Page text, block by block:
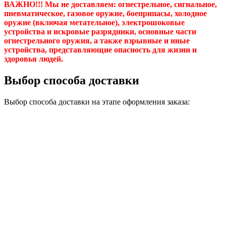
ВАЖНО!!! Мы не доставляем: огнестрельное, сигнальное,
пневматическое, газовое оружие, боеприпасы, холодное
оружие (включая метательное), электрошоковые
устройства и искровые разрядники, основные части
огнестрельного оружия, а также взрывные и иные
устройства, представляющие опасность для жизни и
здоровья людей.
Выбор способа доставки
Выбор способа доставки на этапе оформления заказа: